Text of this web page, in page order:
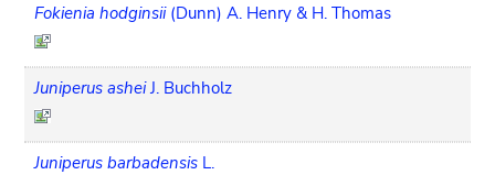
Fokienia hodginsii (Dunn) A. Henry & H. Thomas
Juniperus ashei J. Buchholz
Juniperus barbadensis L.